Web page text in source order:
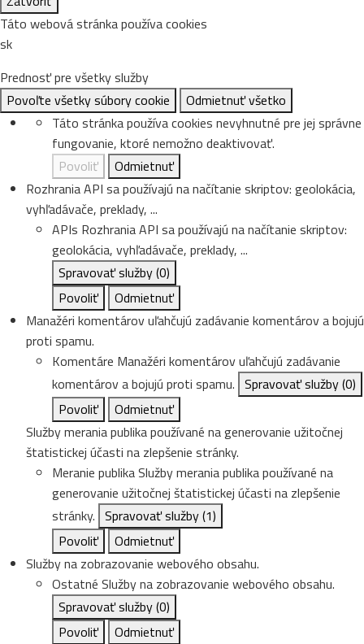
Táto webová stránka používa cookies
sk
Prednosť pre všetky služby
Povoľte všetky súbory cookie
Odmietnuť všetko
Táto stránka používa cookies nevyhnutné pre jej správne
fungovanie, ktoré nemožno deaktivovať.
Povoliť
Odmietnuť
Rozhrania API sa používajú na načítanie skriptov: geolokácia,
vyhľadávače, preklady, ...
APIs Rozhrania API sa používajú na načítanie skriptov:
geolokácia, vyhľadávače, preklady, ...
Spravovať služby(0)
Povoliť
Odmietnuť
Manažéri komentárov uľahčujú zadávanie komentárov a bojujú
proti spamu.
Komentáre Manažéri komentárov uľahčujú zadávanie
komentárov a bojujú proti spamu. Spravovať služby(0)
Povoliť
Odmietnuť
Služby merania publika používané na generovanie užitočnej
štatistickej účasti na zlepšenie stránky.
Meranie publikaSlužby merania publika používané na
generovanie užitočnej štatistickej účasti na zlepšenie
stránky. Spravovať služby(1)
Povoliť
Odmietnuť
Služby na zobrazovanie webového obsahu.
Ostatné Služby na zobrazovanie webového obsahu.
Spravovať služby(0)
Povoliť
Odmietnuť